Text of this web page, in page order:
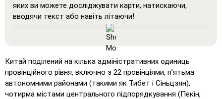
яких ви можете досліджувати карти, натискаючи,
вводячи текст або навіть літаючи!
: Режим навчання, у якому всі місця
відображаються на карті, що допомагає у вивченні та
Натисніть на… (дуже легко): Працює як 'Натисніть
на…', але при наведенні курсору на місце
відображається його назва.
Китай поділений на кілька адміністративних одиниць
провінційного рівня, включно з 22 провінціями, п’ятьма
автономними районами (такими як Тибет і Сіньцзян),
чотирма містами центрального підпорядкування (Пекін,